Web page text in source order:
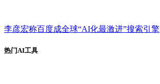
李彦宏称百度成全球“AI化最激进”搜索引擎
热门AI工具